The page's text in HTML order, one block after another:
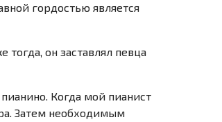
гордостью является
он заставлял певца
Когда мой пианист
Затем необходимым